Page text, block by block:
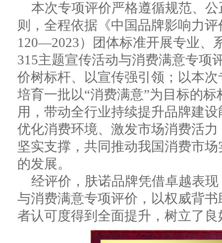
本次专项评价严格遵循规范、
则，全程依据《中国品牌影响力
120—2023）团体标准开展专业、
315主题宣传活动与消费满意专项
价树标杆、以宣传强引领；以本
培育一批以“消费满意”为目标的
用，带动全行业持续提升品牌建
优化消费环境、激发市场消费活
坚实支撑，共同推动我国消费市
的发展。
经评价，肤诺品牌凭借卓越表
与消费满意专项评价，以权威背
者认可度得到全面提升，树立了